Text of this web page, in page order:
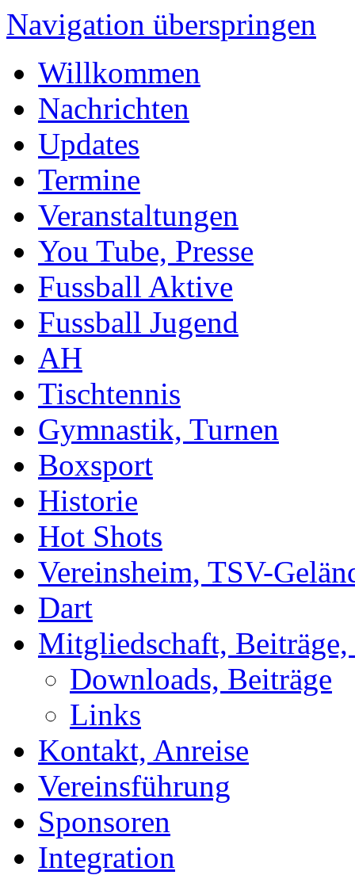
Navigation überspringen
Willkommen
Nachrichten
Updates
Termine
Veranstaltungen
You Tube, Presse
Fussball Aktive
Fussball Jugend
AH
Tischtennis
Gymnastik, Turnen
Boxsport
Historie
Hot Shots
Vereinsheim, TSV-
Dart
Mitgliedschaft,
Downloads, Beiträge
Links
Kontakt, Anreise
Vereinsführung
Sponsoren
Integration